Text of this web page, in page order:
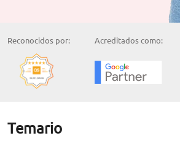
Reconocidos por: Acreditados como:
Temario